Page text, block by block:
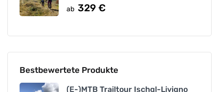
ab 329 €
Bestbewertete Produkte
(E-)MTB Trailtour Ischgl-Livigno